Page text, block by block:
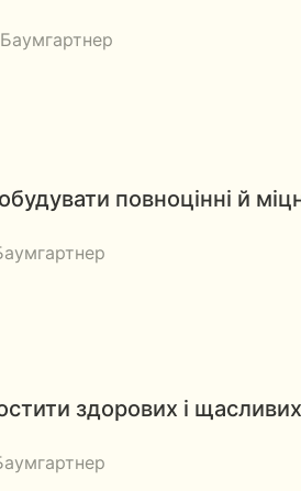
повноцінні й
здорових і щасливих